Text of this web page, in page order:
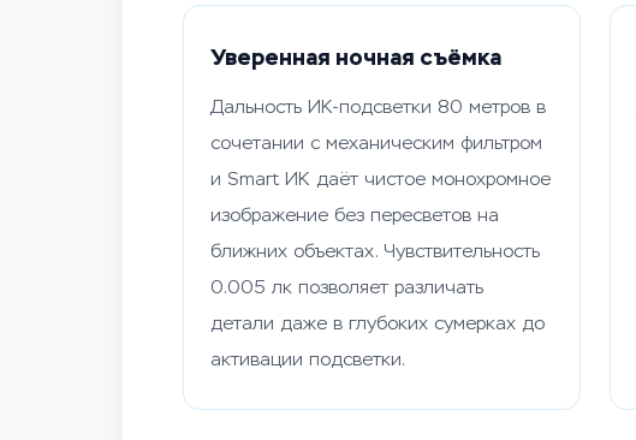
Уверенная ночная съёмка
Дальность ИК-подсветки 80 метров в
сочетании с механическим фильтром
и Smart ИК даёт чистое монохромное
изображение без пересветов на
ближних объектах. Чувствительность
0.005 лк позволяет различать
детали даже в глубоких сумерках до
активации подсветки.